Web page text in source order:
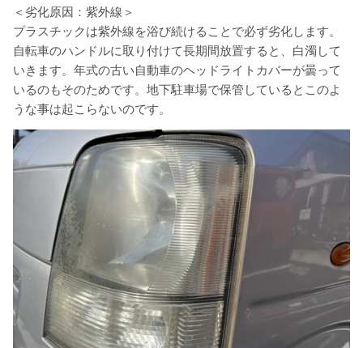
＜劣化原因：紫外線＞
プラスチックは紫外線を浴び続けることで必ず劣化します。
自転車のハンドルに取り付けて長期間放置すると、白濁して
いきます。年式の古い自動車のヘッドライトカバーが曇って
いるのもそのためです。地下駐車場で保管しているとこのよ
うな事は起こらないのです。